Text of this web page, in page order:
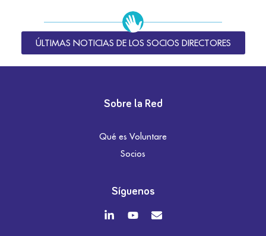
ÚLTIMAS NOTICIAS DE LOS SOCIOS DIRECTORES
Sobre la Red
Qué es Voluntare
Socios
Síguenos